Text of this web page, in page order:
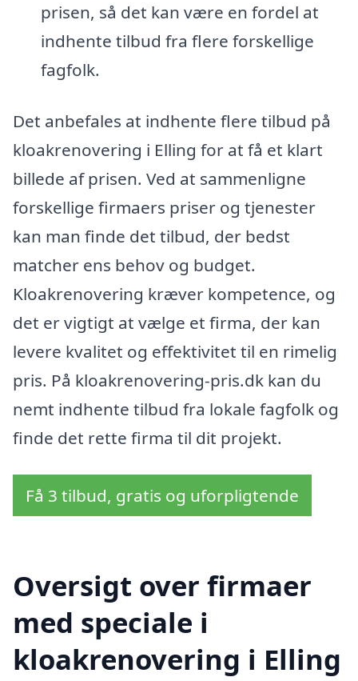
prisen, så det kan være en fordel at
indhente tilbud fra flere forskellige
fagfolk.
Det anbefales at indhente flere tilbud på
kloakrenovering i Elling for at få et klart
billede af prisen. Ved at sammenligne
forskellige firmaers priser og tjenester
kan man finde det tilbud, der bedst
matcher ens behov og budget.
Kloakrenovering kræver kompetence, og
det er vigtigt at vælge et firma, der kan
levere kvalitet og effektivitet til en rimelig
pris. På kloakrenovering-pris.dk kan du
nemt indhente tilbud fra lokale fagfolk og
finde det rette firma til dit projekt.
Få 3 tilbud, gratis og uforpligtende
Oversigt over firmaer
med speciale i
kloakrenovering i Elling